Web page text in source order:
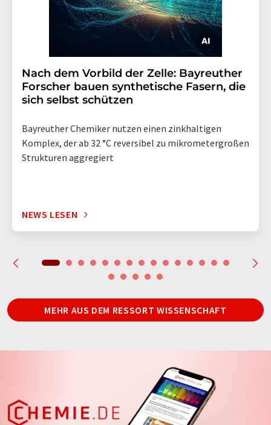
Nach dem Vorbild der Zelle: Bayreuther
Forscher bauen synthetische Fasern, die
sich selbst schützen
Bayreuther Chemiker nutzen einen zinkhaltigen
Komplex, der ab 32 °C reversibel zu mikrometergroßen
Strukturen aggregiert
NEWS LESEN
MEHR AUS DEM RESSORT WISSENSCHAFT